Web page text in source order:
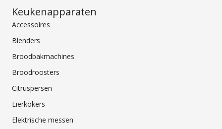
Keukenapparaten
Accessoires
Blenders
Broodbakmachines
Broodroosters
Citruspersen
Eierkokers
Elektrische messen